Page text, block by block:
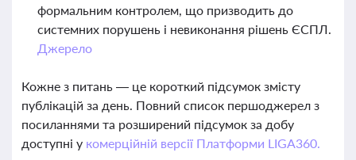
формальним контролем, що призводить до
системних порушень і невиконання рішень ЄСПЛ.
Джерело
Кожне з питань — це короткий підсумок змісту
публікацій за день. Повний список першоджерел з
посиланнями та розширений підсумок за добу
доступні у комерційній версії Платформи LIGA360.